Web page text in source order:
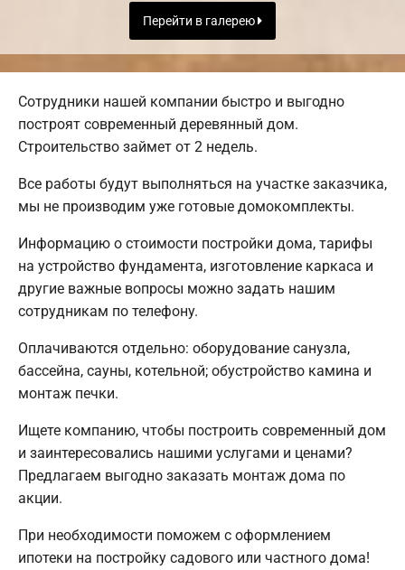
Перейти в галерею
Сотрудники нашей компании быстро и выгодно
построят современный деревянный дом.
Строительство займет от 2 недель.
Все работы будут выполняться на участке заказчика,
мы не производим уже готовые домокомплекты.
Информацию о стоимости постройки дома, тарифы
на устройство фундамента, изготовление каркаса и
другие важные вопросы можно задать нашим
сотрудникам по телефону.
Оплачиваются отдельно: оборудование санузла,
бассейна, сауны, котельной; обустройство камина и
монтаж печки.
Ищете компанию, чтобы построить современный дом
и заинтересовались нашими услугами и ценами?
Предлагаем выгодно заказать монтаж дома по
акции.
При необходимости поможем с оформлением
ипотеки на постройку садового или частного дома!